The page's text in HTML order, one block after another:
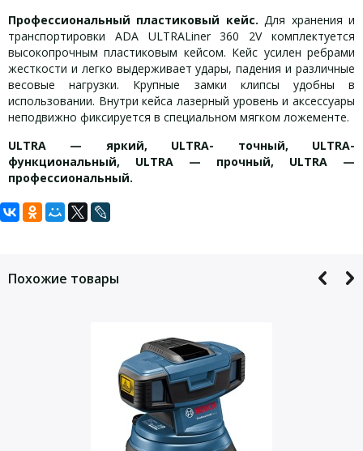
Профессиональный пластиковый кейс. Для хранения и
транспортировки ADA ULTRALiner 360 2V комплектуется
высокопрочным пластиковым кейсом. Кейс усилен ребрами
жесткости и легко выдерживает удары, падения и различные
весовые нагрузки. Крупные замки клипсы удобны в
использовании. Внутри кейса лазерный уровень и аксессуары
неподвижно фиксируется в специальном мягком ложементе.
ULTRA — яркий, ULTRA- точный, ULTRA-
функциональный, ULTRA — прочный, ULTRA —
профессиональный.
Точность, мм/м
Лазерный диод, нм
1 линия 360°,4 линии,1
точка
20 м
70 м
Комплект поставки:
Лазерные очки
Кейс транспортировочный
Задать вопрос
Похожие товары